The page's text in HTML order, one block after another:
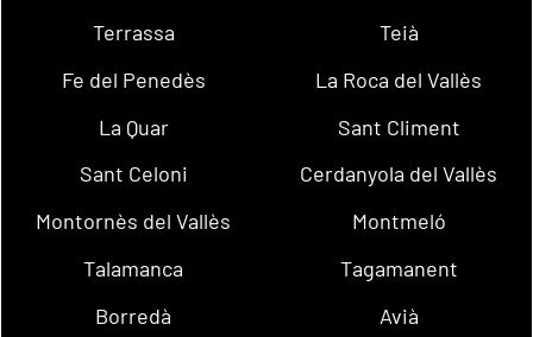
Terrassa
Teià
Fe del Penedès
La Roca del Vallès
La Quar
Sant Climent
Sant Celoni
Cerdanyola del Vallès
Montornès del Vallès
Montmeló
Talamanca
Tagamanent
Borredà
Avià